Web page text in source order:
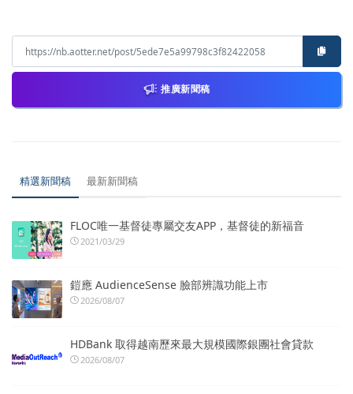
推廣新聞稿
精選新聞稿 最新新聞稿
FLOC唯一基督徒專屬交友APP，基督徒的新福音
2021/03/29
鎧應 AudienceSense 臉部辨識功能上市
2026/08/07
HDBank 取得越南歷來最大規模國際銀團社會貸款
2026/08/07